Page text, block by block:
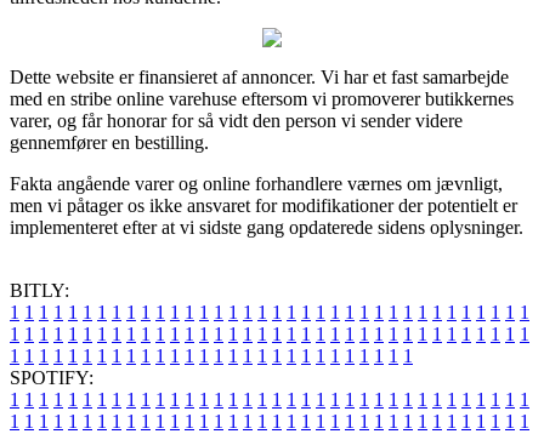
Dette website er finansieret af annoncer. Vi har et fast samarbejde
med en stribe online varehuse eftersom vi promoverer butikkernes
varer, og får honorar for så vidt den person vi sender videre
gennemfører en bestilling.
Fakta angående varer og online forhandlere værnes om jævnligt,
men vi påtager os ikke ansvaret for modifikationer der potentielt er
implementeret efter at vi sidste gang opdaterede sidens oplysninger.
BITLY:
1 1 1 1 1 1 1 1 1 1 1 1 1 1 1 1 1 1 1 1 1 1 1 1 1 1 1 1 1 1 1 1 1 1 1 1
1 1 1 1 1 1 1 1 1 1 1 1 1 1 1 1 1 1 1 1 1 1 1 1 1 1 1 1 1 1 1 1 1 1 1 1
1 1 1 1 1 1 1 1 1 1 1 1 1 1 1 1 1 1 1 1 1 1 1 1 1 1 1 1
SPOTIFY:
1 1 1 1 1 1 1 1 1 1 1 1 1 1 1 1 1 1 1 1 1 1 1 1 1 1 1 1 1 1 1 1 1 1 1 1
1 1 1 1 1 1 1 1 1 1 1 1 1 1 1 1 1 1 1 1 1 1 1 1 1 1 1 1 1 1 1 1 1 1 1 1